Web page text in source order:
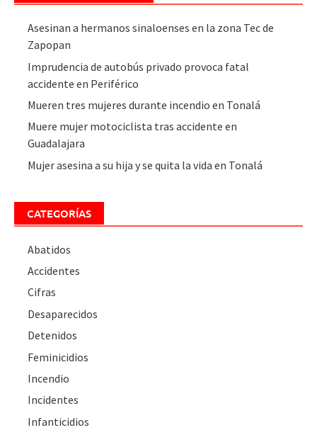
Asesinan a hermanos sinaloenses en la zona Tec de
Zapopan
Imprudencia de autobús privado provoca fatal
accidente en Periférico
Mueren tres mujeres durante incendio en Tonalá
Muere mujer motociclista tras accidente en
Guadalajara
Mujer asesina a su hija y se quita la vida en Tonalá
CATEGORÍAS
Abatidos
Accidentes
Cifras
Desaparecidos
Detenidos
Feminicidios
Incendio
Incidentes
Infanticidios